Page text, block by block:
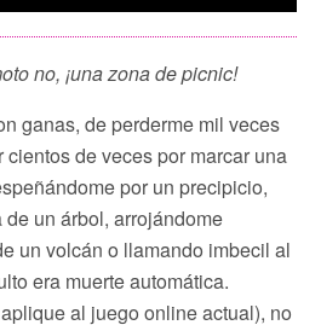
no, ¡una zona de picnic!
ganas, de perderme mil veces
de veces por marcar una
por un precipicio,
un árbol, arrojándome
un volcán o llamando imbecil al
era muerte automática.
al juego online actual), no